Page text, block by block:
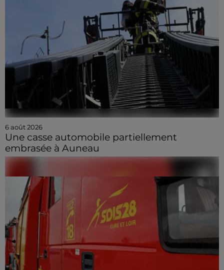
6 août 2026
Une casse automobile partiellement
embrasée à Auneau